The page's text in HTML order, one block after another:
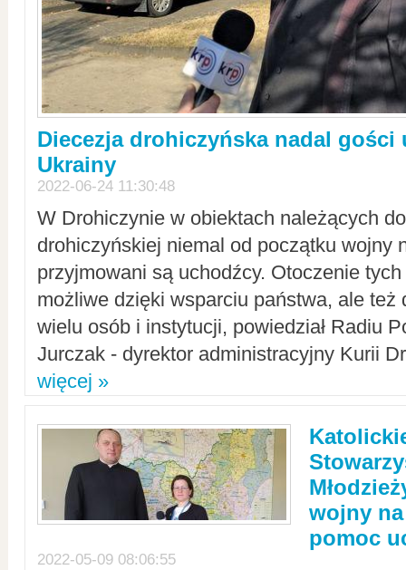
Diecezja drohiczyńska nadal gości
Ukrainy
2022-06-24 11:30:48
W Drohiczynie w obiektach należących
drohiczyńskiej niemal od początku wojny
przyjmowani są uchodźcy. Otoczenie
możliwe dzięki wsparciu państwa, ale też
wielu osób i instytucji, powiedział Radiu
Jurczak - dyrektor administracyjny Kurii
więcej »
wojny
pomoc
2022-05-09 08:06:55